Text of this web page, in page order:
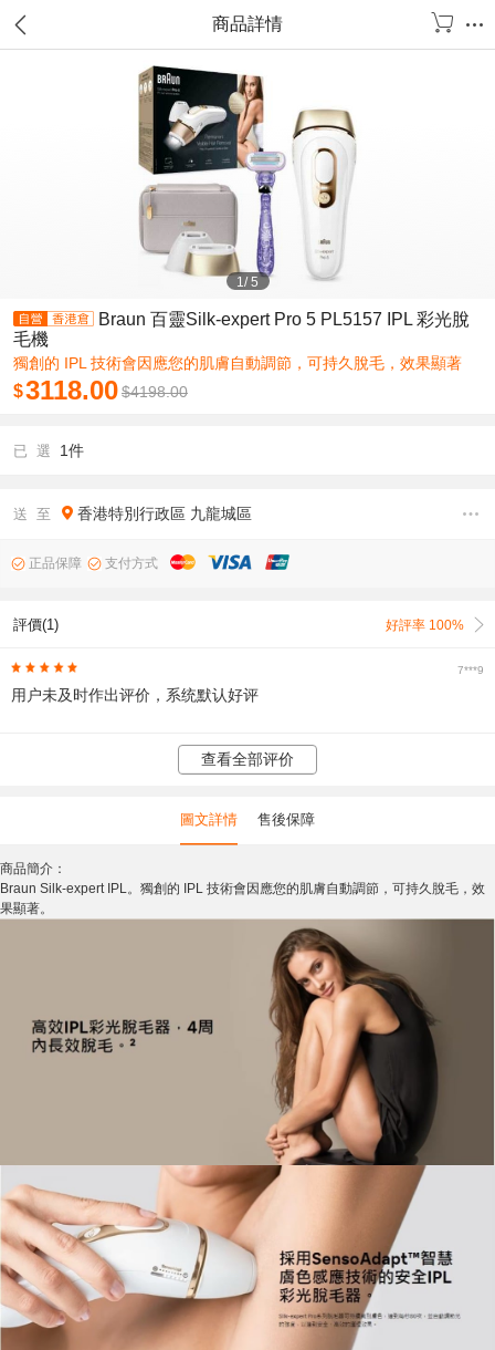
商品詳情
1/5
Braun 百靈Silk-expert Pro 5 PL5157 IPL 彩光脫
毛機
獨創的 IPL 技術會因應您的肌膚自動調節，可持久脫毛，效果顯著
$3118.00$4198.00
已 選 1件
送 至 香港特別行政區 九龍城區
正品保障 支付方式
評價(1) 好評率 100%
7***9
用户未及时作出评价，系统默认好评
查看全部评价
圖文詳情 售後保障
商品簡介：
Braun Silk-expert IPL。獨創的 IPL 技術會因應您的肌膚自動調節，可持久脫毛，效
果顯著。